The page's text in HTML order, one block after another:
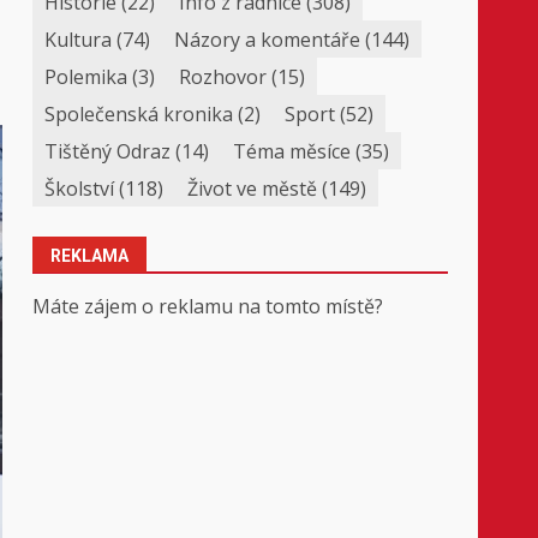
Kultura (74) Názory a komentáře (144)
Polemika (3) Rozhovor(15)
Společenská kronika (2) Sport(52)
Tištěný Odraz (14) Téma měsíce (35)
Školství(118) Život ve městě(149)
REKLAMA
Máte zájem o reklamu na tomto místě?